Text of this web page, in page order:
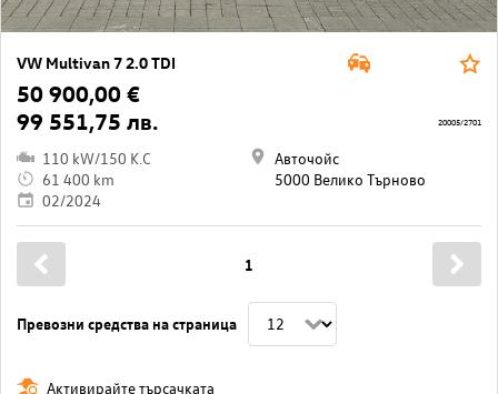
VW Multivan 7 2.0 TDI
50 900,00 €
99 551,75 лв.
110 kW/150 K.C
61 400 km
02/2024
Авточойс
5000 Велико Търново
20005/2701
Превозни средства на страница
1
Активирайте търсачката